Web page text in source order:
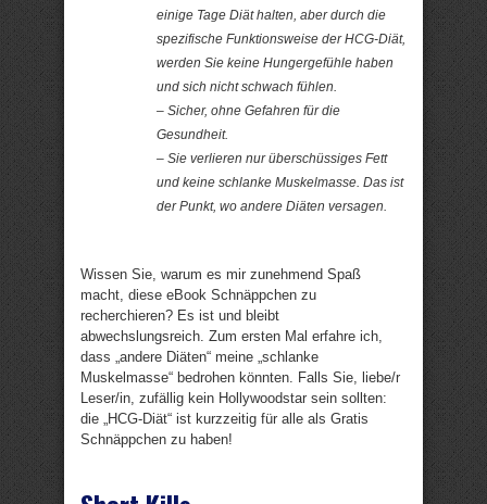
einige Tage Diät halten, aber durch die
spezifische Funktionsweise der HCG-Diät,
werden Sie keine Hungergefühle haben
und sich nicht schwach fühlen.
– Sicher, ohne Gefahren für die
Gesundheit.
– Sie verlieren nur überschüssiges Fett
und keine schlanke Muskelmasse. Das ist
der Punkt, wo andere Diäten versagen.
Wissen Sie, warum es mir zunehmend Spaß
macht, diese eBook Schnäppchen zu
recherchieren? Es ist und bleibt
abwechslungsreich. Zum ersten Mal erfahre ich,
dass „andere Diäten“ meine „schlanke
Muskelmasse“ bedrohen könnten. Falls Sie, liebe/r
Leser/in, zufällig kein Hollywoodstar sein sollten:
die „HCG-Diät“ ist kurzzeitig für alle als Gratis
Schnäppchen zu haben!